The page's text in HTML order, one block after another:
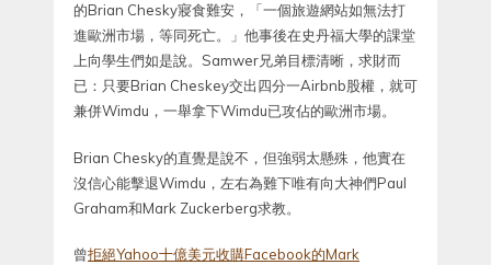
的Brian Chesky寢食難安，「一個旅遊網站如無法打
進歐洲市場，等同死亡。」他事後在史丹福大學的課堂
上向學生們如是說。Samwer兄弟目標清晰，求財而
已：只要Brian Cheskey交出四分一Airbnb股權，就可
兼併Wimdu，一舉拿下Wimdu已攻佔的歐洲市場。
Brian Chesky的直覺是說不，但強弱太懸殊，他實在
沒信心能擊退Wimdu，左右為難下唯有向大神們Paul
Graham和Mark Zuckerberg求教。
曾拒絕Yahoo十億美元收購Facebook的Mark